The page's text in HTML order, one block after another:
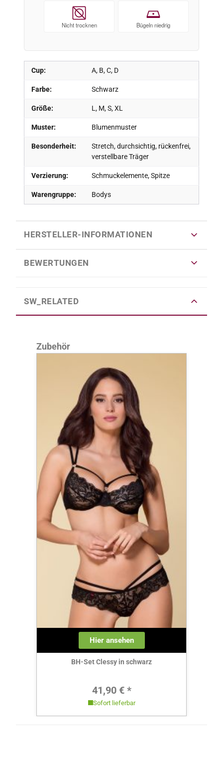
Cup: A, B, C, D
Farbe: Schwarz
Größe: L, M, S, XL
Muster: Blumenmuster
Besonderheit:
Stretch, durchsichtig, rückenfrei,
verstellbare Träger
Verzierung: Schmuckelemente, Spitze
Warengruppe: Bodys
Nicht trocknen Bügeln niedrig
HERSTELLER-INFORMATIONEN
BEWERTUNGEN
SW_RELATED
Produktgalerie überspringen
Zubehör
Hier ansehen
BH-Set Clessy in schwarz
Regulärer Preis:
41,90 € *
Sofort lieferbar